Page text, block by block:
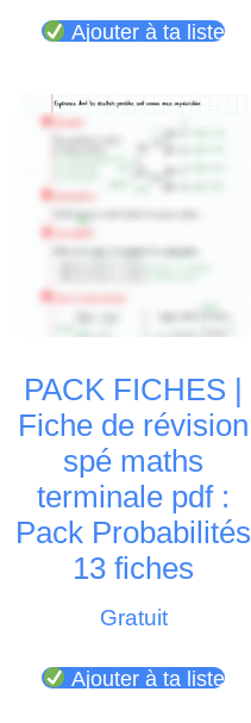
Ajouter à ta liste
PACK FICHES |
Fiche de révision
spé maths
terminale pdf :
Pack Probabilités
13 fiches
Gratuit
Ajouter à ta liste